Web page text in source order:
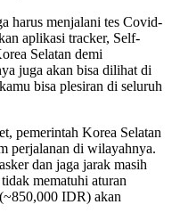
harus menjalani tes Covid-
aplikasi tracker, Self-
Selatan demi
juga akan bisa dilihat di
bisa plesiran di seluruh
pemerintah Korea Selatan
perjalanan di wilayahnya.
dan jaga jarak masih
mematuhi aturan
IDR) akan